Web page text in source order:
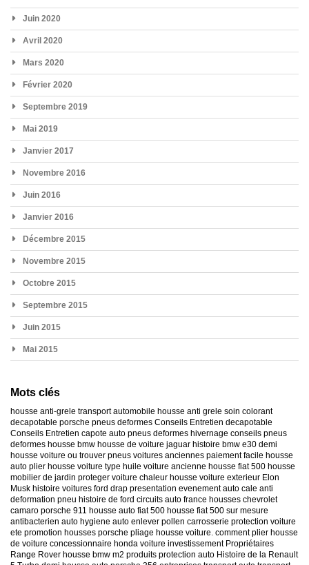
Juin 2020
Avril 2020
Mars 2020
Février 2020
Septembre 2019
Mai 2019
Janvier 2017
Novembre 2016
Juin 2016
Janvier 2016
Décembre 2015
Novembre 2015
Octobre 2015
Septembre 2015
Juin 2015
Mai 2015
Mots clés
housse anti-grele transport automobile housse anti grele soin colorant
decapotable porsche pneus deformes Conseils Entretien decapotable
Conseils Entretien capote auto pneus deformes hivernage conseils pneus
deformes housse bmw housse de voiture jaguar histoire bmw e30 demi
housse voiture ou trouver pneus voitures anciennes paiement facile housse
auto plier housse voiture type huile voiture ancienne housse fiat 500 housse
mobilier de jardin proteger voiture chaleur housse voiture exterieur Elon
Musk histoire voitures ford drap presentation evenement auto cale anti
deformation pneu histoire de ford circuits auto france housses chevrolet
camaro porsche 911 housse auto fiat 500 housse fiat 500 sur mesure
antibacterien auto hygiene auto enlever pollen carrosserie protection voiture
ete promotion housses porsche pliage housse voiture. comment plier housse
de voiture concessionnaire honda voiture investissement Propriétaires
Range Rover housse bmw m2 produits protection auto Histoire de la Renault